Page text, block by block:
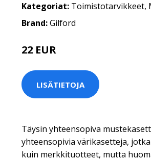
Kategoriat: Toimistotarvikkeet,
Brand:Gilford
22 EUR
LISÄTIETOJA
Täysin yhteensopiva
yhteensopivia värikasetteja,
kuin merkkituotteet, mutta